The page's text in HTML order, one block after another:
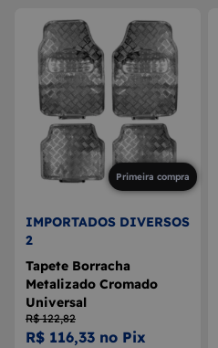
Primeira compra
IMPORTADOS DIVERSOS
2
Tapete Borracha
Metalizado Cromado
Universal
R$ 122,82
R$ 116,33 no Pix